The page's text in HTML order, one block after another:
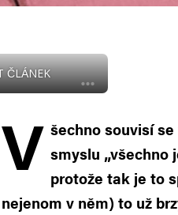
ČLÁNEK
V šechno souvisí
smyslu „všechno
protože tak je to
nejenom v něm) to už